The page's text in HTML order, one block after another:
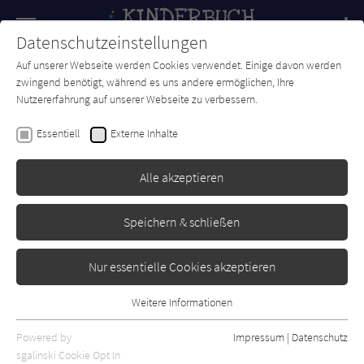
SUCHE Forum Charts Newsletter
Katharina Nachtsheim
Standard
Alle Altersgruppen anzeigen
Datenschutzeinstellungen
Auf unserer Webseite werden Cookies verwendet. Einige davon werden
zwingend benötigt, während es uns andere ermöglichen, Ihre
Nutzererfahrung auf unserer Webseite zu verbessern.
Essentiell Externe Inhalte
Alle akzeptieren
Speichern & schließen
Nur essentielle Cookies akzeptieren
Essentielle Cookies werden für grundlegende Funktionen der
Webseite benötigt. Dadurch ist gewährleistet, dass die Webseite
Weitere Informationen
Powered by
sgalinski Cookie Opt In
Impressum | Datenschutz